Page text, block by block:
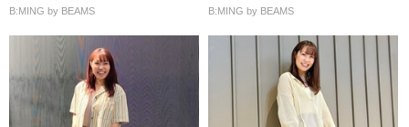
B:MING by BEAMS B:MING by BEAMS